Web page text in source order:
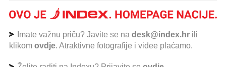
Imate važnu priču? Javite se na desk@index.hr ili
klikom ovdje. Atraktivne fotografije i videe plaćamo.